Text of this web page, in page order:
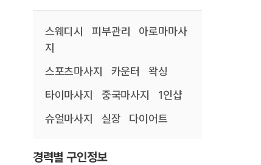
스웨디시 피부관리
아로마마사
지
스포츠마사지
카운터
왁싱
타이마사지
중국마사지
1인샵
슈얼마사지
실장 다이어트
경력별 구인정보